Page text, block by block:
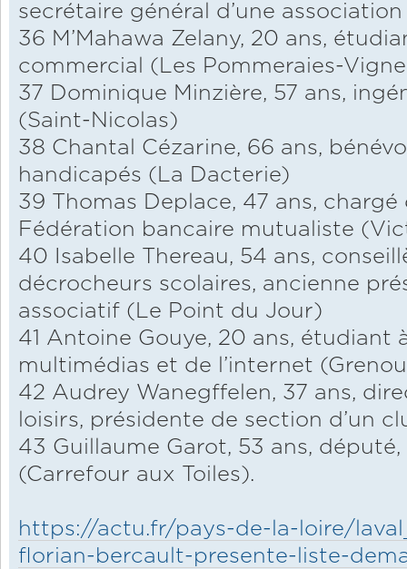
secrétaire général d’une
36 M’Mahawa Zelany, 20 ans,
commercial (Les Pommeraies-
37 Dominique Minzière, 57 ans,
(Saint-Nicolas)
38 Chantal Cézarine, 66 ans,
handicapés (La Dacterie)
39 Thomas Deplace, 47 ans,
Fédération bancaire mutualiste
40 Isabelle Thereau, 54 ans,
décrocheurs scolaires, ancienne
associatif (Le Point du Jour)
41 Antoine Gouye, 20 ans, étudiant
multimédias et de l’internet
42 Audrey Wanegffelen, 37 ans,
loisirs, présidente de section d’un
43 Guillaume Garot, 53 ans,
(Carrefour aux Toiles).
https://actu.fr/pays-de-la-loire/
florian-bercault-presente-liste-